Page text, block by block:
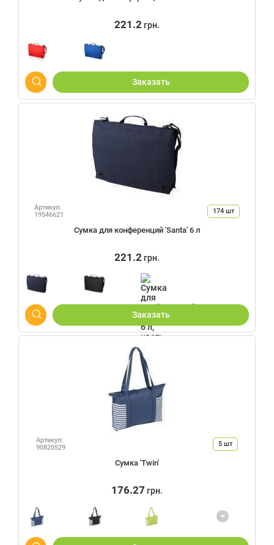
221.2 грн.
Заказать
Артикул:
19546621
174шт
Сумка для конференций 'Santa' 6 л
221.2 грн.
Заказать
Артикул:
90820529
5шт
Сумка 'Twin'
176.27 грн.